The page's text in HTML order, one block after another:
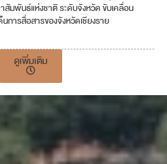
สัมพันธ์แห่งชาติ ระดับจังหวัด ขับเคลื่อน
นการสื่อสารของจังหวัดเชียงราย
ดูเพิ่มเติม